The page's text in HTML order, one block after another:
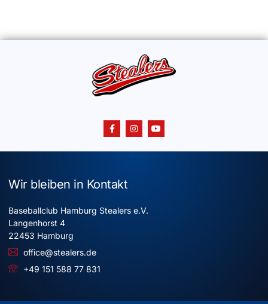
Wir bleiben in Kontakt
Baseballclub Hamburg Stealers e.V.
Langenhorst 4
22453 Hamburg
office@stealers.de
+49 151 588 77 831